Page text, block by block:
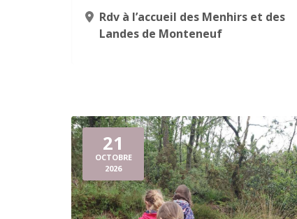
Rdv à l’accueil des Menhirs et des
Landes de Monteneuf
21
OCTOBRE
2026